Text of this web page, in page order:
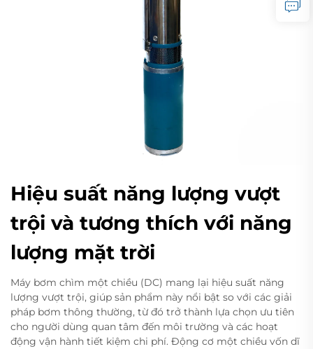
Hiệu suất năng lượng vượt
trội và tương thích với năng
lượng mặt trời
Máy bơm chìm một chiều (DC) mang lại hiệu suất năng
lượng vượt trội, giúp sản phẩm này nổi bật so với các giải
pháp bơm thông thường, từ đó trở thành lựa chọn ưu tiên
cho người dùng quan tâm đến môi trường và các hoạt
động vận hành tiết kiệm chi phí. Động cơ một chiều vốn dĩ